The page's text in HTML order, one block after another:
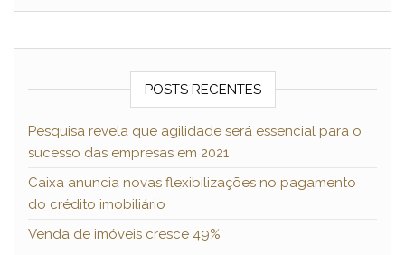
POSTS RECENTES
Pesquisa revela que agilidade será essencial para o
sucesso das empresas em 2021
Caixa anuncia novas flexibilizações no pagamento
do crédito imobiliário
Venda de imóveis cresce 49%